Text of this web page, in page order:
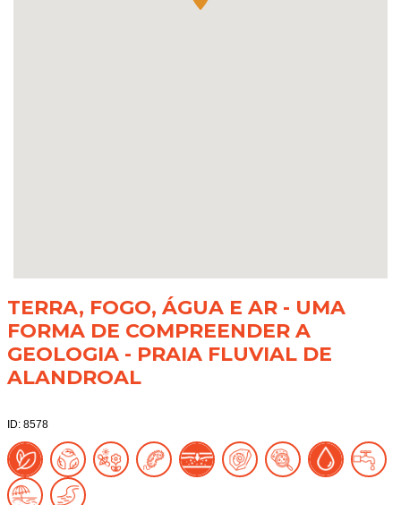
TERRA, FOGO, ÁGUA E AR - UMA
FORMA DE COMPREENDER A
GEOLOGIA - PRAIA FLUVIAL DE
ALANDROAL
ID: 8578